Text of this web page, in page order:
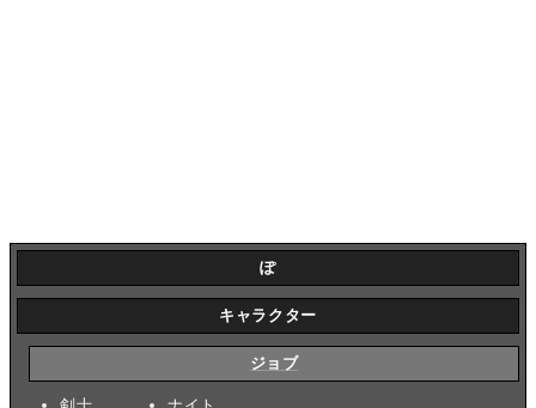
ぽ
キャラクター
ジョブ